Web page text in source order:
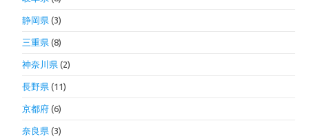
静岡県 (3)
三重県 (8)
神奈川県 (2)
長野県 (11)
京都府 (6)
奈良県 (3)